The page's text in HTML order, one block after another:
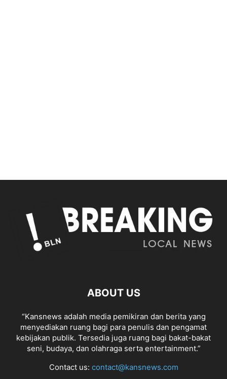
ABOUT US
“Kansnews adalah media pemikiran dan berita yang
menyediakan ruang bagi para penulis dan pengamat
kebijakan publik. Tersedia juga ruang bagi bakat-bakat
seni, budaya, dan olahraga serta entertainment.”
Contact us: contact@kansnews.com